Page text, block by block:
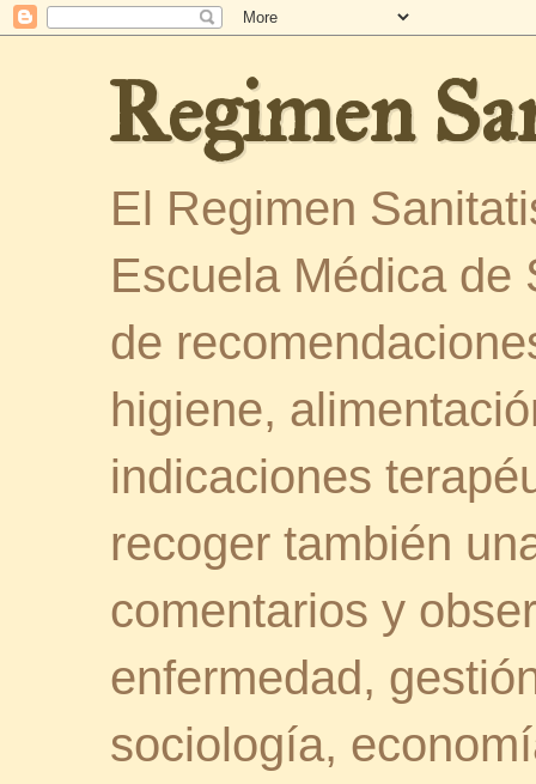
Regimen
El Regimen
Escuela Médica de
de
higiene,
indicaciones
recoger también
comentarios y
enfermedad,
sociología,